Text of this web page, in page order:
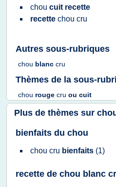
chou cuit recette
recette chou cru
Autres sous-rubriques
chou blanc cru
Thèmes de la sous-
chou rouge cru ou cuit
Plus de thèmes sur
bienfaits du chou
chou cru bienfaits (1)
recette de chou blanc